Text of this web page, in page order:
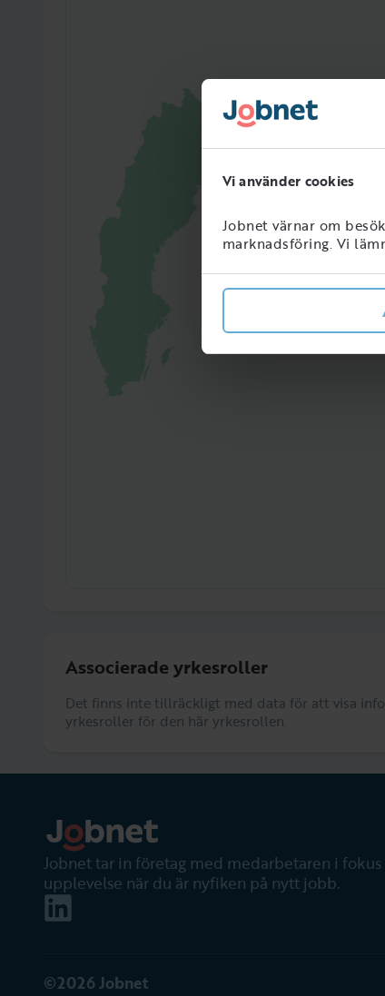
Vi använder cookies
Jobnet värnar om
marknadsföring. Vi
885
Associerade yrkesroller
Det finns inte tillräckligt med data för att visa
yrkesroller för den här yrkesrollen.
Jobnet tar in företag med medarbetaren i
upplevelse när du är nyfiken på nytt jobb.
©2026 Jobnet